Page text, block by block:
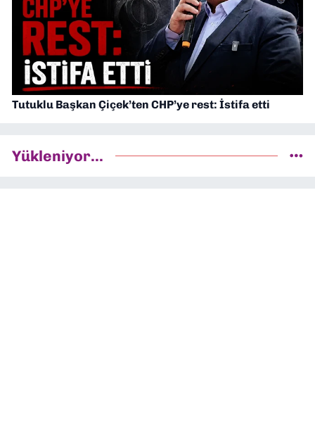
Tutuklu Başkan Çiçek’ten CHP’ye rest: İstifa etti
Yükleniyor...